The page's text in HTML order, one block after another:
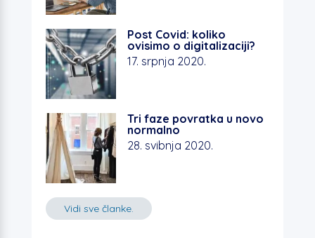
o
k
p
Post Covid: koliko
ovisimo o digitalizaciji?
17. srpnja 2020.
Tri faze povratka u novo
normalno
28. svibnja 2020.
Vidi sve članke.